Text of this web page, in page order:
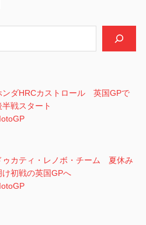
ンダHRCカストロール 英国GPで
半戦スタート
ゥカティ・レノボ・チーム 夏休み
け初戦の英国GPへ